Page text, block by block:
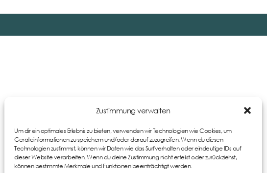
Zustimmung verwalten
Um dir ein optimales Erlebnis zu bieten, verwenden wir Technologien wie Cookies, um
Geräteinformationen zu speichern und/oder darauf zuzugreifen. Wenn du diesen
Technologien zustimmst, können wir Daten wie das Surfverhalten oder eindeutige IDs auf
dieser Website verarbeiten. Wenn du deine Zustimmung nicht erteilst oder zurückziehst,
können bestimmte Merkmale und Funktionen beeinträchtigt werden.